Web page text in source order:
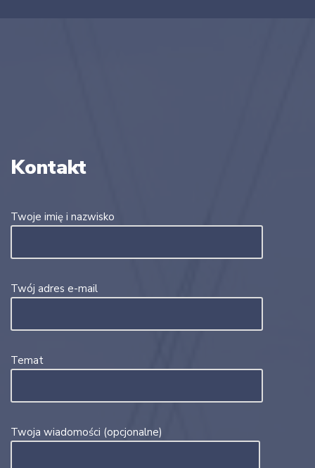
Kontakt
Twoje imię i nazwisko
Twój adres e-mail
Temat
Twoja wiadomości (opcjonalne)